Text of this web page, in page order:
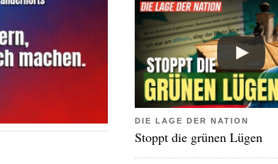
DIE LAGE DER NATION
Stoppt die grünen Lügen